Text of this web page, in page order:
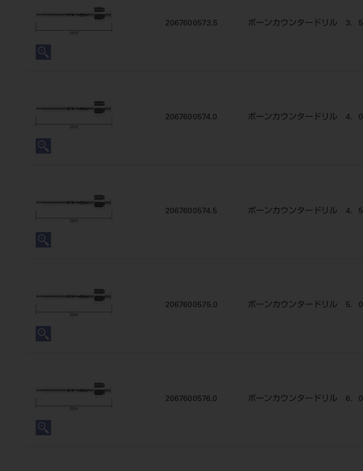
2067600573.5 ボーンカウンタードリル 3．5
2067600574.0 ボーンカウンタードリル 4．0
2067600574.5 ボーンカウンタードリル 4．5
2067600575.0 ボーンカウンタードリル 5．0
2067600576.0 ボーンカウンタードリル 6．0